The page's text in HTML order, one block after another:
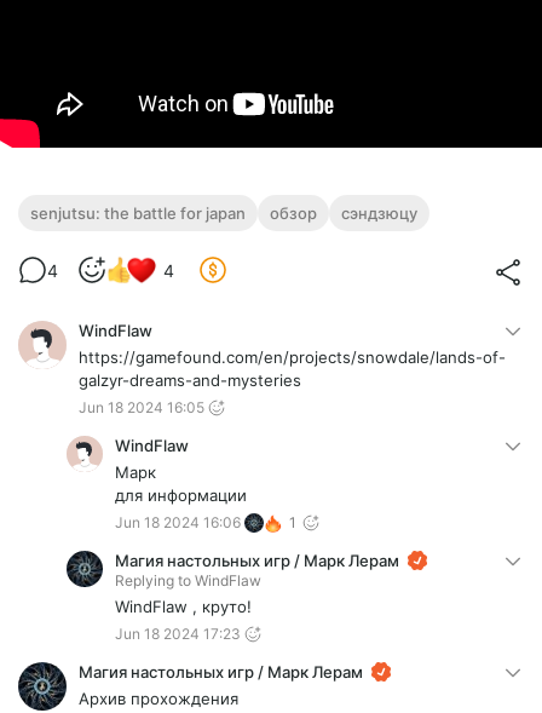
senjutsu: the battle for japan обзор сэндзюцу
4 4
WindFlaw
https://gamefound.com/en/projects/snowdale/lands-of-
galzyr-dreams-and-mysteries
Jun 18 2024 16:05
WindFlaw
Марк
для информации
Jun 18 2024 16:06 1
Магия настольных игр / Марк Лерам
Replying to WindFlaw
WindFlaw , круто!
Jun 18 2024 17:23
Магия настольных игр / Марк Лерам
Архив прохождения